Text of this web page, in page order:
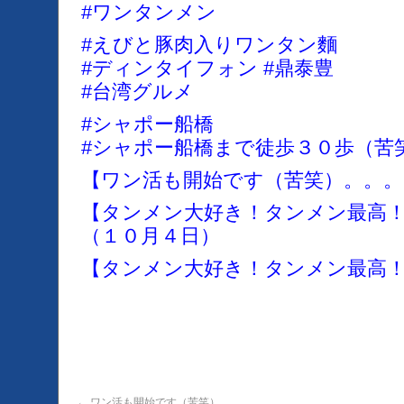
#ワンタンメン
#えびと豚肉入りワンタン麵
#ディンタイフォン #鼎泰豊
#台湾グルメ
#シャポー船橋
#シャポー船橋まで徒歩３０歩（苦
【ワン活も開始です（苦笑）。。
【タンメン大好き！タンメン最
（１０月４日）
【タンメン大好き！タンメン最高